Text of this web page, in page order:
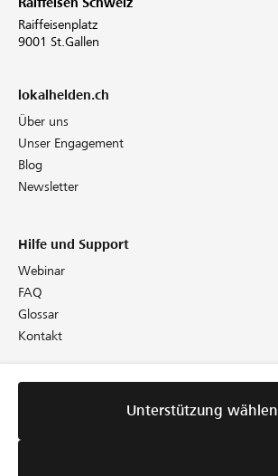
Unterstützung wählen
Raiffeisenplatz
9001 St.Gallen
lokalhelden.ch
Über uns
Unser Engagement
Blog
Newsletter
Hilfe und Support
Webinar
FAQ
Glossar
Kontakt
AGB